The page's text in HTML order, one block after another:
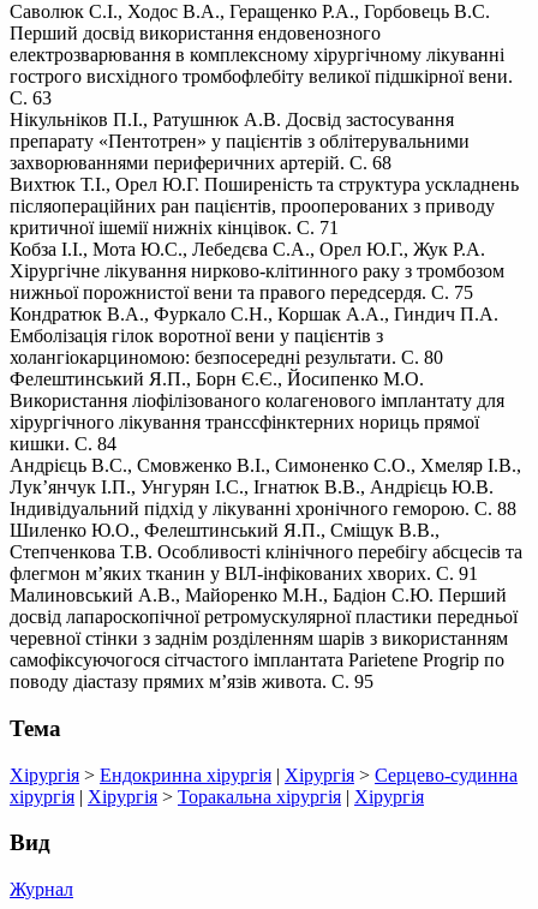
Саволюк С.І., Ходос В.А., Геращенко Р.А., Горбовець В.С.
Перший досвід використання ендовенозного
електрозварювання в комплексному хірургічному лікуванні
гострого висхідного тромбофлебіту великої підшкірної вени.
С. 63
Нікульніков П.І., Ратушнюк А.В. Досвід застосування
препарату «Пентотрен» у пацієнтів з облітерувальними
захворюваннями периферичних артерій. С. 68
Вихтюк Т.І., Орел Ю.Г. Поширеність та структура ускладнень
післяопераційних ран пацієнтів, прооперованих з приводу
критичної ішемії нижніх кінцівок. С. 71
Кобза І.І., Мота Ю.С., Лебедєва С.А., Орел Ю.Г., Жук Р.А.
Хірургічне лікування нирково-клітинного раку з тромбозом
нижньої порожнистої вени та правого передсердя. С. 75
Кондратюк В.А., Фуркало С.Н., Коршак А.А., Гиндич П.А.
Емболізація гілок воротної вени у пацієнтів з
холангіокарциномою: безпосередні результати. С. 80
Фелештинський Я.П., Борн Є.Є., Йосипенко М.О.
Використання ліофілізованого колагенового імплантату для
хірургічного лікування транссфінктерних нориць прямої
кишки. С. 84
Андрієць В.С., Смовженко В.І., Симоненко С.О., Хмеляр І.В.,
Лук’янчук І.П., Унгурян І.С., Ігнатюк В.В., Андрієць Ю.В.
Індивідуальний підхід у лікуванні хронічного геморою. С. 88
Шиленко Ю.О., Фелештинський Я.П., Сміщук В.В.,
Степченкова Т.В. Особливості клінічного перебігу абсцесів та
флегмон м’яких тканин у ВІЛ-інфікованих хворих. С. 91
Малиновський А.В., Майоренко М.Н., Бадіон С.Ю. Перший
досвід лапароскопічної ретромускулярної пластики передньої
черевної стінки з заднім розділенням шарів з використанням
самофіксуючогося сітчастого імплантата Parietene Progrip по
поводу діастазу прямих м’язів живота. С. 95
Тема
Хірургія > Ендокринна хірургія | Хірургія > Серцево-судинна
хірургія | Хірургія > Торакальна хірургія | Хірургія
Вид
Журнал